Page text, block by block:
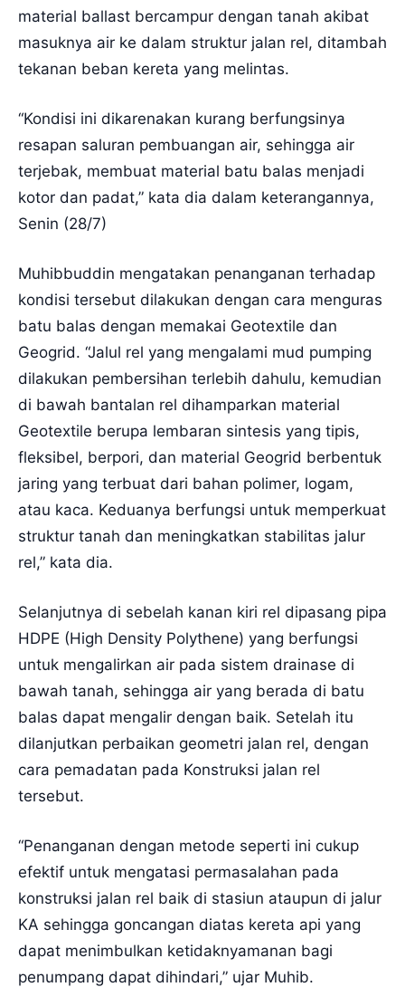
material ballast bercampur dengan tanah akibat
masuknya air ke dalam struktur jalan rel, ditambah
tekanan beban kereta yang melintas.
“Kondisi ini dikarenakan kurang berfungsinya
resapan saluran pembuangan air, sehingga air
terjebak, membuat material batu balas menjadi
kotor dan padat,” kata dia dalam keterangannya,
Senin (28/7)
Muhibbuddin mengatakan penanganan terhadap
kondisi tersebut dilakukan dengan cara menguras
batu balas dengan memakai Geotextile dan
Geogrid. “Jalul rel yang mengalami mud pumping
dilakukan pembersihan terlebih dahulu, kemudian
di bawah bantalan rel dihamparkan material
Geotextile berupa lembaran sintesis yang tipis,
fleksibel, berpori, dan material Geogrid berbentuk
jaring yang terbuat dari bahan polimer, logam,
atau kaca. Keduanya berfungsi untuk memperkuat
struktur tanah dan meningkatkan stabilitas jalur
rel,” kata dia.
Selanjutnya di sebelah kanan kiri rel dipasang pipa
HDPE (High Density Polythene) yang berfungsi
untuk mengalirkan air pada sistem drainase di
bawah tanah, sehingga air yang berada di batu
balas dapat mengalir dengan baik. Setelah itu
dilanjutkan perbaikan geometri jalan rel, dengan
cara pemadatan pada Konstruksi jalan rel
tersebut.
“Penanganan dengan metode seperti ini cukup
efektif untuk mengatasi permasalahan pada
konstruksi jalan rel baik di stasiun ataupun di jalur
KA sehingga goncangan diatas kereta api yang
dapat menimbulkan ketidaknyamanan bagi
penumpang dapat dihindari,” ujar Muhib.